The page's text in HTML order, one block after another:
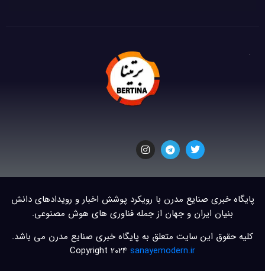
پایگاه خبری صنایع مدرن با رویکرد پوشش اخبار و رویدادهای دانش
بنیان ایران و جهان از جمله فناوری های هوش مصنوعی.
کلیه حقوق این سایت متعلق به پایگاه خبری صنایع مدرن می باشد.
Copyright 2024 sanayemodern.ir